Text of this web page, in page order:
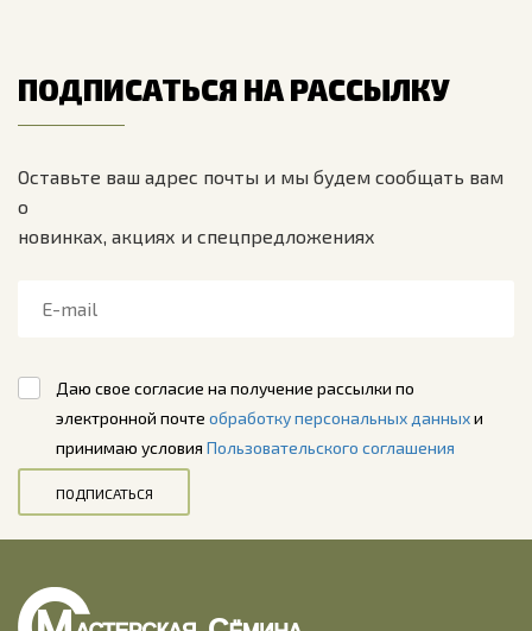
ПОДПИСАТЬСЯ НА РАССЫЛКУ
Оставьте ваш адрес почты и мы будем сообщать вам
о
новинках, акциях и спецпредложениях
Даю свое согласие на получение рассылки по
электронной почте обработку персональных данныхи
принимаю условия Пользовательского соглашения
ПОДПИСАТЬСЯ